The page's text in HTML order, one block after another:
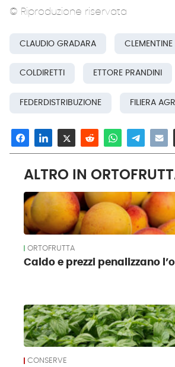
© Riproduzione riservata
CLAUDIO GRADARA CLEMENTINE
COLDIRETTI ETTORE PRANDINI
FEDERDISTRIBUZIONE FILIERA
ALTRO IN
ORTOFRUTTA
Caldo e prezzi penalizzano
CONSERVE